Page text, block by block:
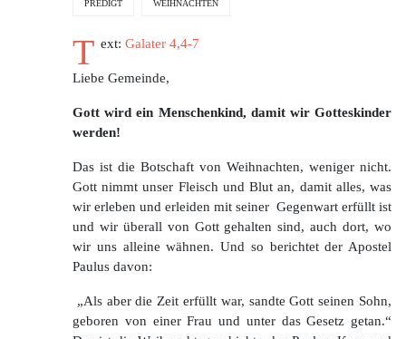
PREDIGT WEIHNACHTEN
T ext: Galater 4,4-7
Liebe Gemeinde,
Gott wird ein Menschenkind, damit wir Gotteskinder
werden!
Das ist die Botschaft von Weihnachten, weniger nicht.
Gott nimmt unser Fleisch und Blut an, damit alles, was
wir erleben und erleiden mit seiner Gegenwart erfüllt ist
und wir überall von Gott gehalten sind, auch dort, wo
wir uns alleine wähnen. Und so berichtet der Apostel
Paulus davon:
„Als aber die Zeit erfüllt war, sandte Gott seinen Sohn,
geboren von einer Frau und unter das Gesetz getan.“